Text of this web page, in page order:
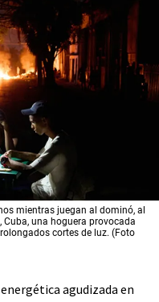
mientras juegan al dominó, al
una hoguera provocada
cortes de luz. (Foto
agudizada en